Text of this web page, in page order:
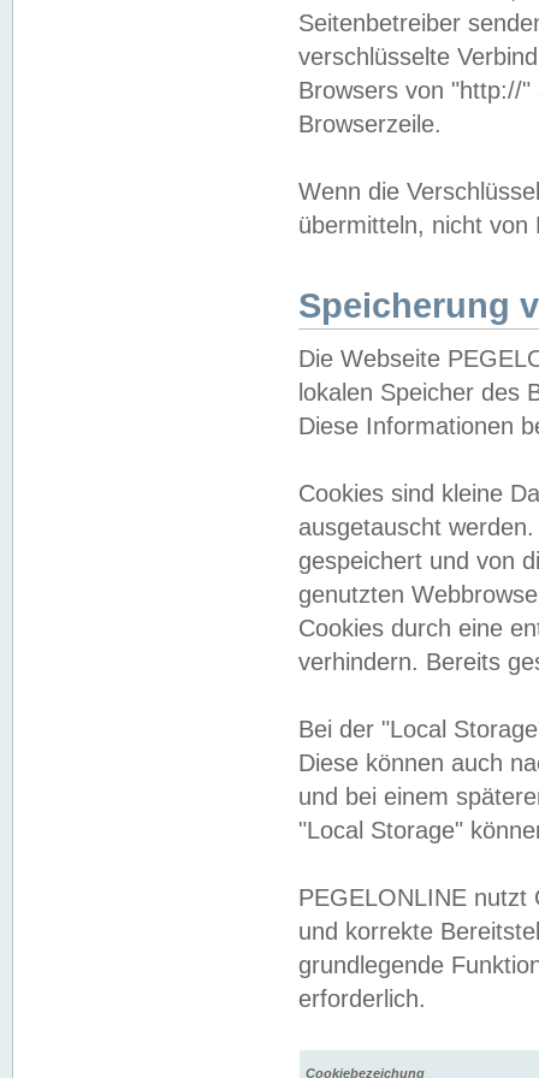
Seitenbetreiber
verschlüsselte
Browsers von "http://
Browserzeile.
Wenn die
übermitteln, nicht von
Speicherung
Die Webseite
lokalen Speicher des
Diese Informationen
Cookies sind kleine
ausgetauscht
gespeichert und von
genutzten
Cookies durch eine
verhindern. Bereits
Bei der "Local
Diese können auch
und bei einem
"Local Storage"
PEGELONLINE nutzt
und korrekte
grundlegende
erforderlich.
Cookiebezeichung